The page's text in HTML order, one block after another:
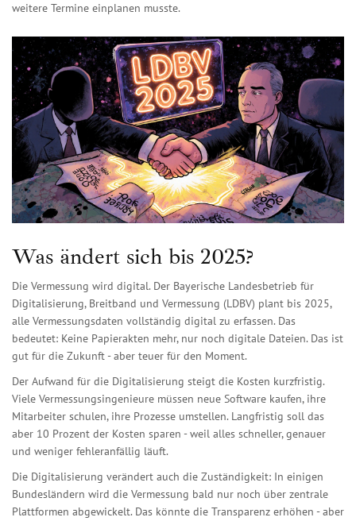
weitere Termine einplanen musste.
Was ändert sich bis 2025?
Die Vermessung wird digital. Der Bayerische Landesbetrieb für
Digitalisierung, Breitband und Vermessung (LDBV) plant bis 2025,
alle Vermessungsdaten vollständig digital zu erfassen. Das
bedeutet: Keine Papierakten mehr, nur noch digitale Dateien. Das ist
gut für die Zukunft - aber teuer für den Moment.
Der Aufwand für die Digitalisierung steigt die Kosten kurzfristig.
Viele Vermessungsingenieure müssen neue Software kaufen, ihre
Mitarbeiter schulen, ihre Prozesse umstellen. Langfristig soll das
aber 10 Prozent der Kosten sparen - weil alles schneller, genauer
und weniger fehleranfällig läuft.
Die Digitalisierung verändert auch die Zuständigkeit: In einigen
Bundesländern wird die Vermessung bald nur noch über zentrale
Plattformen abgewickelt. Das könnte die Transparenz erhöhen - aber